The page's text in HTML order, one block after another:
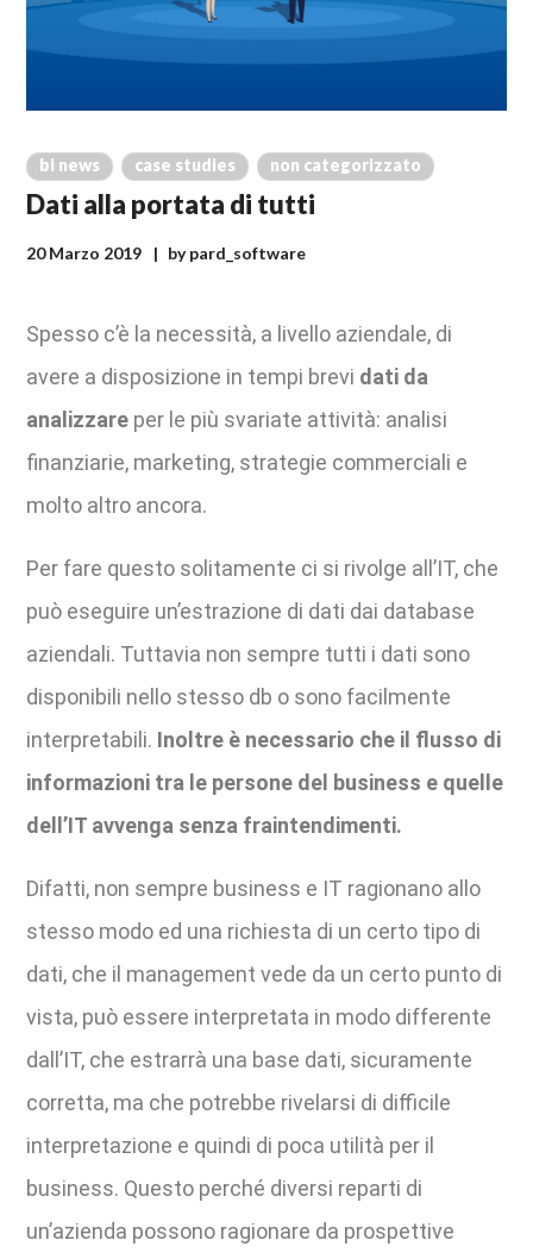
bi news case studies non categorizzato
Dati alla portata di tutti
20 Marzo 2019 bypard_software
Spesso c’è la necessità, a livello aziendale, di
avere a disposizione in tempi brevi dati da
analizzare per le più svariate attività: analisi
finanziarie, marketing, strategie commerciali e
molto altro ancora.
Per fare questo solitamente ci si rivolge all’IT, che
può eseguire un’estrazione di dati dai database
aziendali. Tuttavia non sempre tutti i dati sono
disponibili nello stesso db o sono facilmente
interpretabili. Inoltre è necessario che il flusso di
informazioni tra le persone del business e quelle
dell’IT avvenga senza fraintendimenti.
Difatti, non sempre business e IT ragionano allo
stesso modo ed una richiesta di un certo tipo di
dati, che il management vede da un certo punto di
vista, può essere interpretata in modo differente
dall’IT, che estrarrà una base dati, sicuramente
corretta, ma che potrebbe rivelarsi di difficile
interpretazione e quindi di poca utilità per il
business. Questo perché diversi reparti di
un’azienda possono ragionare da prospettive